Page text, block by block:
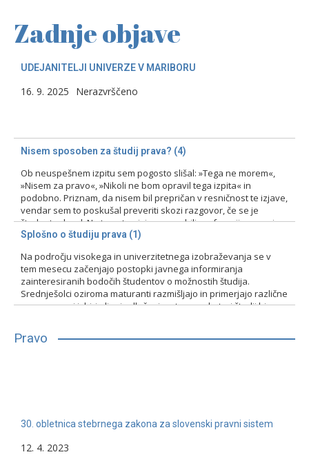
Zadnje objave
UDEJANITELJI UNIVERZE V MARIBORU
16. 9. 2025 Nerazvrščeno
Nisem sposoben za študij prava? (4)
Ob neuspešnem izpitu sem pogosto slišal: »Tega ne morem«,
»Nisem za pravo«, »Nikoli ne bom opravil tega izpita« in
podobno. Priznam, da nisem bil prepričan v resničnost te izjave,
vendar sem to poskušal preveriti skozi razgovor, če se je
študent odzval. Na tovrstne izjave smo bili profesorji pozorni
zlasti pri prvih izpitih, kajti ni bila…
15. 2. 2024 Nerazvrščeno
Splošno o študiju prava (1)
Na področju visokega in univerzitetnega izobraževanja se v
tem mesecu začenjajo postopki javnega informiranja
zainteresiranih bodočih študentov o možnostih študija.
Srednješolci oziroma maturanti razmišljajo in primerjajo različne
programe pri izbiri ali pri odločanju o tem, na kateri študij bi se
Pravo
30. obletnica stebrnega zakona za slovenski pravni sistem
12. 4. 2023